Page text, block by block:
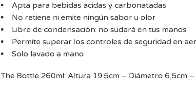
Apta para bebidas ácidas y carbonatadas
No retiene ni emite ningún sabor u olor
Libre de condensación: no sudará en tus manos
Permite superar los controles de seguridad en
Solo lavado a mano
The Bottle 260ml: Altura 19.5cm – Diámetro 6,5cm